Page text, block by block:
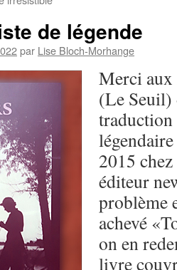
de légende
par Lise Bloch-Morhange
Merci aux
(Le Seuil)
2015
éditeur
problème
achevé
on en
livre